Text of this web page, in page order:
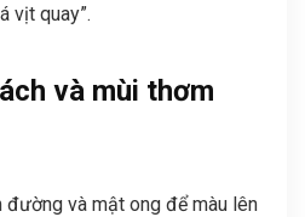
vịt quay”.
và mùi thơm
và mật ong để màu lên